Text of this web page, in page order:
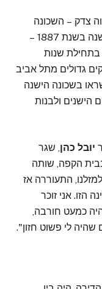
צדק – השכונה
הראשונה שנבנתה מחוץ לחומות יפו הישנה בשנת 1887 –
שנות
גדולים מתל אביב
בשכונה הישנה
הישנים ולבנות
יובל כהן, שגר
הקפה, שותה
התעוררה אז
הזו. אני זוכר
כמעט חורבה,
לי פשוט חזון".